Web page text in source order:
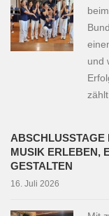
und
MUSIK ERLEBEN,
GESTALTEN
16. Juli 2026